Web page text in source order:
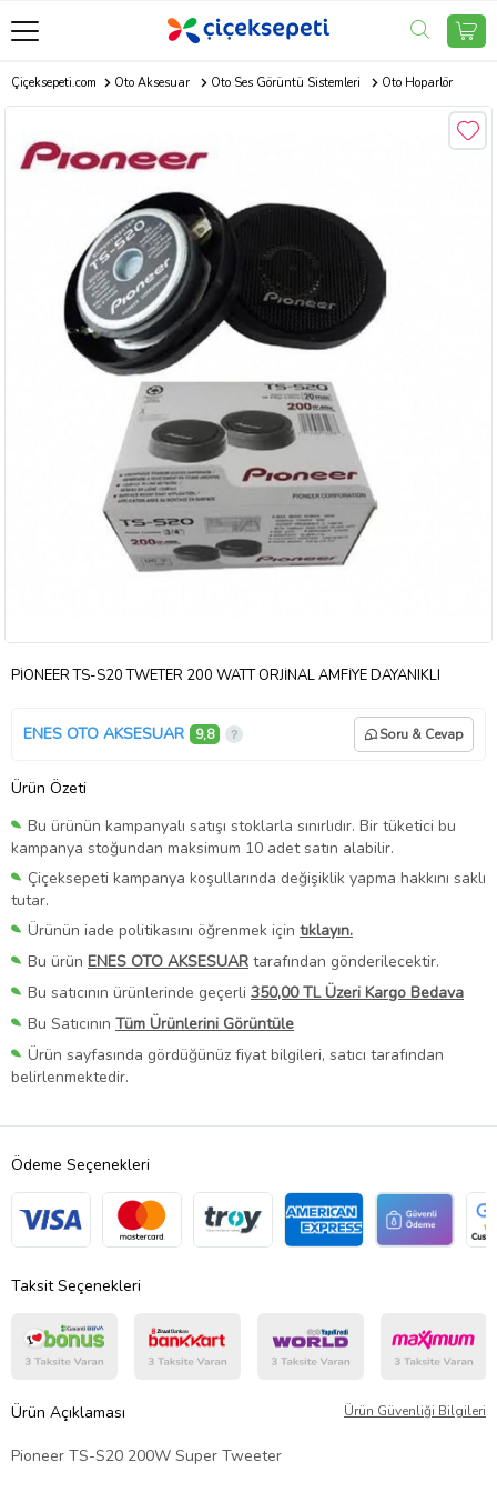
Çiçeksepeti.com Oto Aksesuar Oto Ses Görüntü Sistemleri Oto Hoparlör
PİONEER TS-S20 TWETER 200 WATT ORJİNAL AMFİYE DAYANIKLI
ENES OTO AKSESUAR 9,8 Soru & Cevap
Ürün Özeti
Bu ürünün kampanyalı satışı stoklarla sınırlıdır. Bir tüketici bu
kampanya stoğundan maksimum 10 adet satın alabilir.
Çiçeksepeti kampanya koşullarında değişiklik yapma hakkını saklı
tutar.
Ürünün iade politikasını öğrenmek için tıklayın.
Bu ürün ENES OTO AKSESUAR tarafından gönderilecektir.
Bu satıcının ürünlerinde geçerli 350,00 TL Üzeri Kargo Bedava
Bu Satıcının Tüm Ürünlerini Görüntüle
Ürün sayfasında gördüğünüz fiyat bilgileri, satıcı tarafından
belirlenmektedir.
Ödeme Seçenekleri
Taksit Seçenekleri
Ürün Açıklaması Ürün Güvenliği Bilgileri
Pioneer TS-S20 200W Super Tweeter